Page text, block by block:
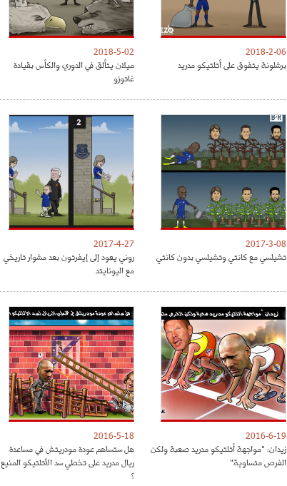
2018-2-06
برشلونة يتفوق على أتلتيكو مدريد
2018-5-02
ميلان يتألق في الدوري والكأس بقيادة
غاتوزو
2017-3-08
تشيلسي مع كانتي وتشيلسي بدون كانتي
2017-4-27
روني يعود إلى إيفرتون بعد مشوار تاريخي
مع اليونايتد
2016-6-19
زيدان: "مواجهة أتلتيكو مدريد صعبة ولكن
الفرص متساوية"
2016-5-18
هل ستساهم عودة مودريتش في مساعدة
ريال مدريد على تخطي سد الأتلتيكو المنيع
؟